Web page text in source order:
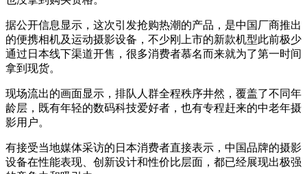
据公开信息显示，这次引发抢购热潮的产品，是中国厂商推出
的便携相机及运动摄影设备，不少刚上市的新款机型此前极少
通过日本线下渠道开售，很多消费者慕名而来就为了第一时间
拿到现货。
现场流出的画面显示，排队人群全程秩序井然，覆盖了不同年
龄层，既有年轻的数码科技爱好者，也有专程赶来的中老年摄
影用户。
有接受当地媒体采访的日本消费者直接表示，中国品牌的摄影
设备在性能表现、创新设计和性价比层面，都已经展现出极强